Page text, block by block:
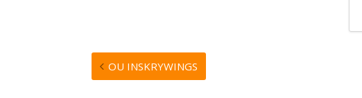
OU INSKRYWINGS